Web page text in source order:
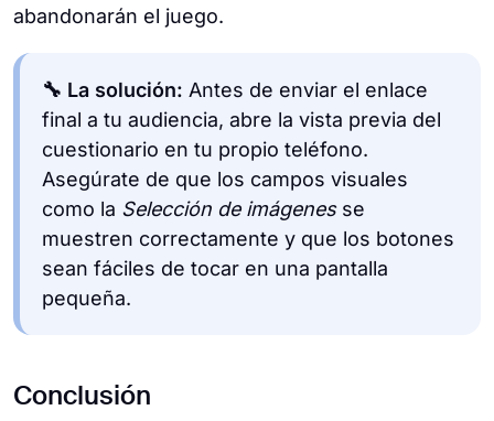
abandonarán el juego.
🔧 La solución: Antes de enviar el enlace
final a tu audiencia, abre la vista previa del
cuestionario en tu propio teléfono.
Asegúrate de que los campos visuales
como la Selección de imágenesse
muestren correctamente y que los botones
sean fáciles de tocar en una pantalla
pequeña.
Conclusión